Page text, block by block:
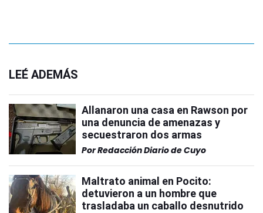
LEÉ ADEMÁS
Allanaron una casa en Rawson por
una denuncia de amenazas y
secuestraron dos armas
PorRedacción Diario de Cuyo
Maltrato animal en Pocito:
detuvieron a un hombre que
trasladaba un caballo desnutrido